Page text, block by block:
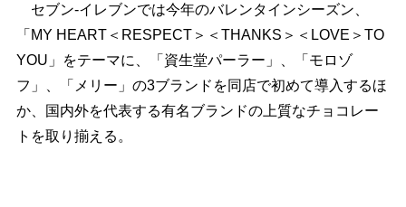
セブン-イレブンでは今年のバレンタインシーズン、
「MY HEART＜RESPECT＞＜THANKS＞＜LOVE＞TO
YOU」をテーマに、「資生堂パーラー」、「モロゾ
フ」、「メリー」の3ブランドを同店で初めて導入するほ
か、国内外を代表する有名ブランドの上質なチョコレー
トを取り揃える。